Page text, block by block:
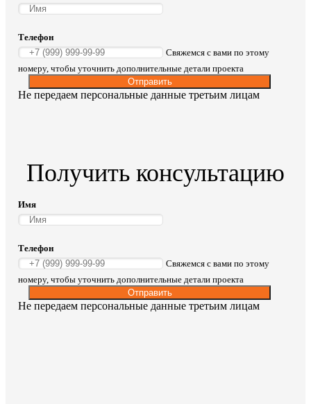
Телефон
Свяжемся с вами по этому
номеру, чтобы уточнить дополнительные детали проекта
Отправить
Не передаем персональные данные третьим лицам
Получить консультацию
Имя
Телефон
Свяжемся с вами по этому
номеру, чтобы уточнить дополнительные детали проекта
Отправить
Не передаем персональные данные третьим лицам